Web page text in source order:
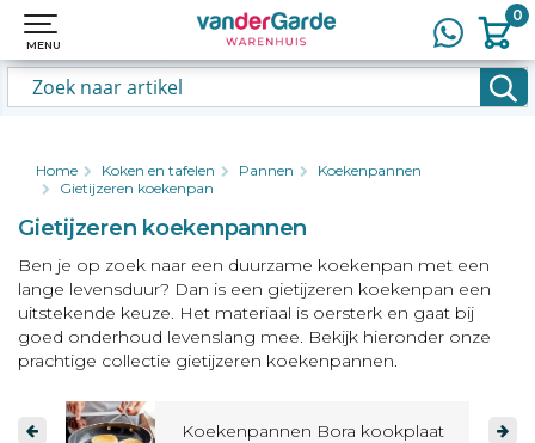
0
MENU
0
MENU
Home Koken en tafelen Pannen
Koekenpannen
Gietijzeren koekenpan
Gietijzeren koekenpannen
Ben je op zoek naar een duurzame koekenpan met een
lange levensduur? Dan is een gietijzeren koekenpan een
uitstekende keuze. Het materiaal is oersterk en gaat bij
goed onderhoud levenslang mee. Bekijk hieronder onze
prachtige collectie gietijzeren koekenpannen.
Koekenpannen Bora kookplaat